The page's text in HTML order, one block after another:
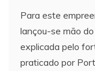
Para este
lançou-se mão
explicada pelo
praticado por